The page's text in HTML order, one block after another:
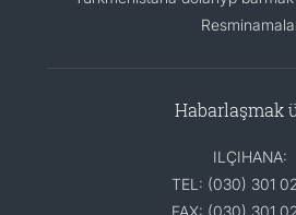
Habarlaşmak
ILÇIHANA:
TEL: (030) 301
FAX: (030) 301